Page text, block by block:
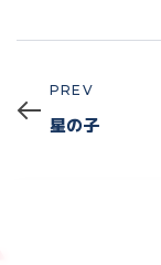
Prev
PREV
星の子